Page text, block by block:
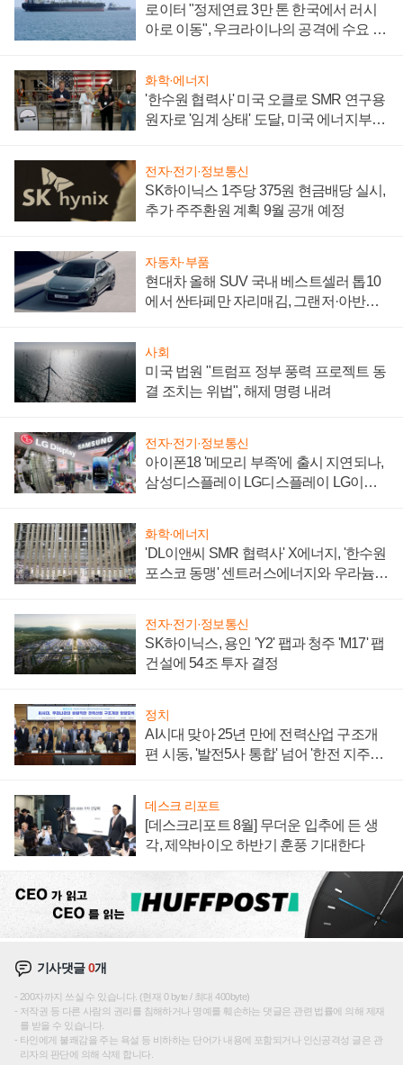
로이터 "정제연료 3만 톤 한국에서 러시
아로 이동", 우크라이나의 공격에 수요 늘
화학·에너지
'한수원 협력사' 미국 오클로 SMR 연구용
원자로 '임계 상태' 도달, 미국 에너지부
전자·전기·정보통신
SK하이닉스 1주당 375원 현금배당 실시,
추가 주주환원 계획 9월 공개 예정
자동차·부품
현대차 올해 SUV 국내 베스트셀러 톱10
에서 싼타페만 자리매김, 그랜저·아반떼
사회
미국 법원 "트럼프 정부 풍력 프로젝트 동
결 조치는 위법", 해제 명령 내려
전자·전기·정보통신
아이폰18 '메모리 부족'에 출시 지연되나,
삼성디스플레이 LG디스플레이 LG이노
화학·에너지
'DL이앤씨 SMR 협력사' X에너지, '한수원
포스코 동맹' 센트러스에너지와 우라늄
전자·전기·정보통신
SK하이닉스, 용인 'Y2' 팹과 청주 'M17' 팹
건설에 54조 투자 결정
정치
AI시대 맞아 25년 만에 전력산업 구조개
편 시동, '발전5사 통합' 넘어 '한전 지주사'
데스크 리포트
[데스크리포트 8월] 무더운 입추에 든 생
각, 제약바이오 하반기 훈풍 기대한다
기사댓글0개
200자까지 쓰실 수 있습니다. (현재 0 byte / 최대 400byte)
저작권 등 다른 사람의 권리를 침해하거나 명예를 훼손하는 댓글은 관련 법률에 의해 제재
를 받을 수 있습니다.
타인에게 불쾌감을 주는 욕설 등 비하하는 단어가 내용에 포함되거나 인신공격성 글은 관
리자의 판단에 의해 삭제 합니다.